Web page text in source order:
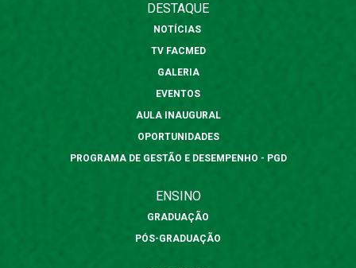
DESTAQUE
NOTÍCIAS
TV FACMED
GALERIA
EVENTOS
AULA INAUGURAL
OPORTUNIDADES
PROGRAMA DE GESTÃO E DESEMPENHO - PGD
ENSINO
GRADUAÇÃO
PÓS-GRADUAÇÃO